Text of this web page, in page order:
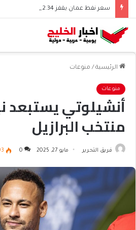
سعر نفط عمان يقفز 2.34 دولار وسط ترقب الأسواق
الرئيسية / منوعات
منوعات
أنشيلوتي يستبعد
منتخب البرازيل
فريق التحرير مايو 27, 2025 0